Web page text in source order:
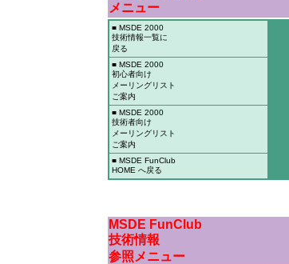
メニュー
■ MSDE 2000
技術情報一覧に
戻る
■ MSDE 2000
初心者向け
メーリングリスト
ご案内
■ MSDE 2000
技術者向け
メーリングリスト
ご案内
■ MSDE FunClub
HOME へ戻る
MSDE FunClub
技術情報
参照メニュー